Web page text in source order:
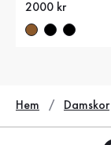
Nytt pris
2000 kr
Hem Damskor